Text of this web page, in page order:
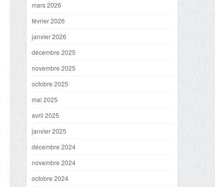
mars 2026
février 2026
janvier 2026
décembre 2025
novembre 2025
octobre 2025
mai 2025
avril 2025
janvier 2025
décembre 2024
novembre 2024
octobre 2024